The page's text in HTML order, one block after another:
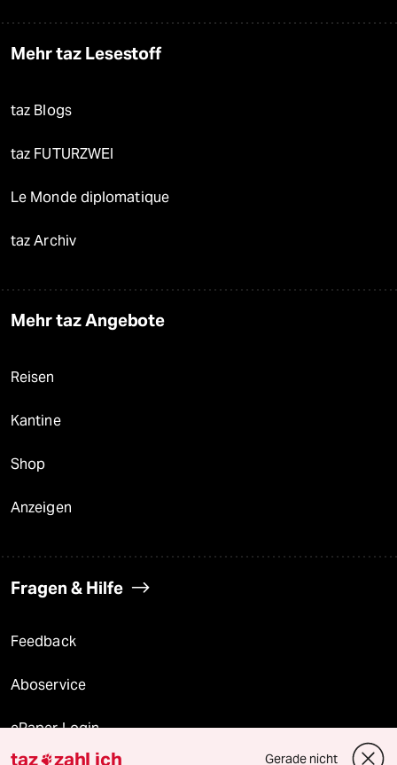
Mehr taz Lesestoff
taz Blogs
taz FUTURZWEI
Le Monde diplomatique
taz Archiv
Mehr taz Angebote
Reisen
Kantine
Shop
Anzeigen
Fragen & Hilfe
Feedback
Aboservice
ePaper Login
taz zahl ich Gerade nicht